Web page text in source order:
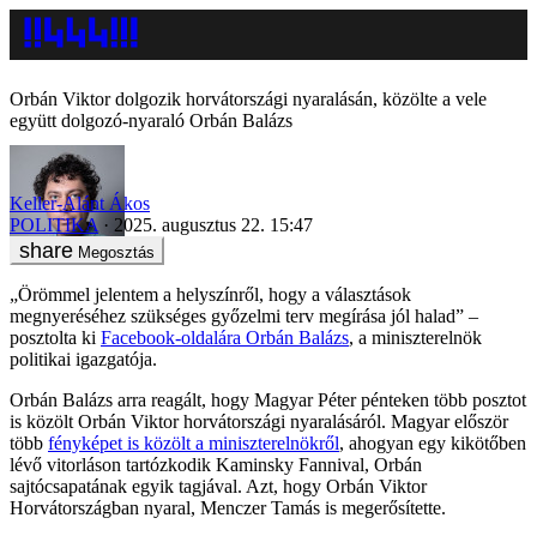
Orbán Viktor dolgozik horvátországi nyaralásán, közölte a vele
együtt dolgozó-nyaraló Orbán Balázs
Keller-Alánt Ákos
POLITIKA
2025. augusztus 22. 15:47
Megosztás
„Örömmel jelentem a helyszínről, hogy a választások
megnyeréséhez szükséges győzelmi terv megírása jól halad” –
posztolta ki Facebook-oldalára Orbán Balázs, a miniszterelnök
politikai igazgatója.
Orbán Balázs arra reagált, hogy Magyar Péter pénteken több posztot
is közölt Orbán Viktor horvátországi nyaralásáról. Magyar először
több fényképet is közölt a miniszterelnökről, ahogyan egy kikötőben
lévő vitorláson tartózkodik Kaminsky Fannival, Orbán
sajtócsapatának egyik tagjával. Azt, hogy Orbán Viktor
Horvátországban nyaral, Menczer Tamás is megerősítette.